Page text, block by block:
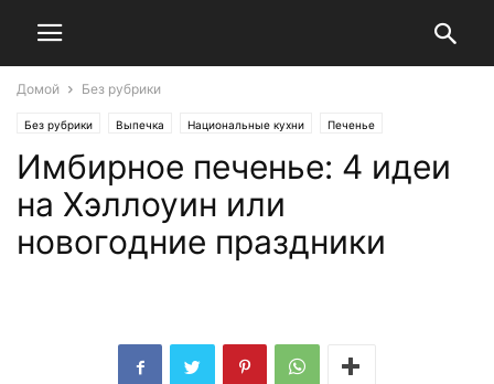
Домой Без рубрики
Без рубрики Выпечка Национальные кухни Печенье
Североамериканская кухня
Имбирное печенье: 4 идеи
на Хэллоуин или
новогодние праздники